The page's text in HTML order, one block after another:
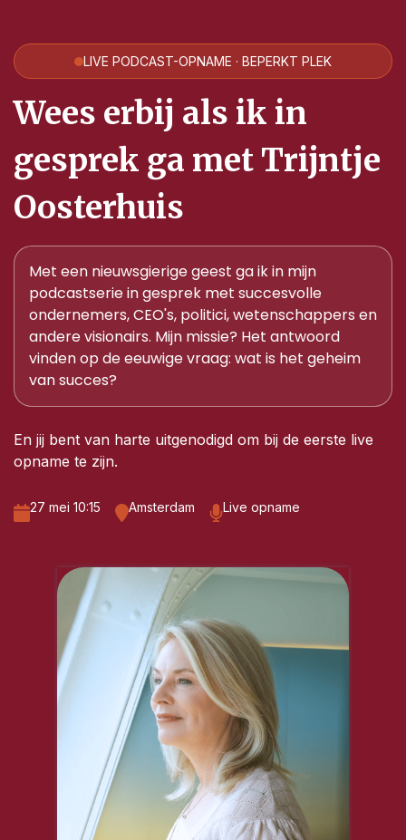
LIVE PODCAST-OPNAME · BEPERKT PLEK
Wees erbij als ik in
gesprek ga met Trijntje
Oosterhuis
Met een nieuwsgierige geest ga ik in mijn
podcastserie in gesprek met succesvolle
ondernemers, CEO's, politici, wetenschappers en
andere visionairs. Mijn missie? Het antwoord
vinden op de eeuwige vraag: wat is het geheim
van succes?
En jij bent van harte uitgenodigd om bij de eerste live
opname te zijn.
27 mei 10:15 Amsterdam Live opname